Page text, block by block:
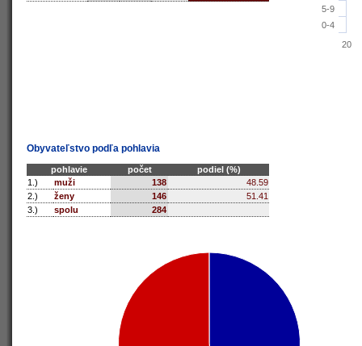
0-4
5-9
20
Obyvateľstvo podľa pohlavia
pohlavie počet
podiel (%)
1.)
muži 138
48.59
2.)
ženy 146
51.41
3.)
spolu 284